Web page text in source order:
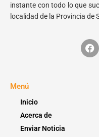
instante con todo lo que
localidad de la Provincia de
Menú
Inicio
Acerca de
Enviar Noticia